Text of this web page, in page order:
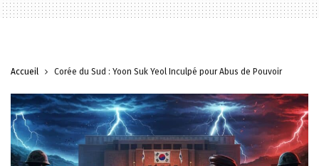
Accueil Corée du Sud : Yoon Suk Yeol Inculpé pour Abus de Pouvoir